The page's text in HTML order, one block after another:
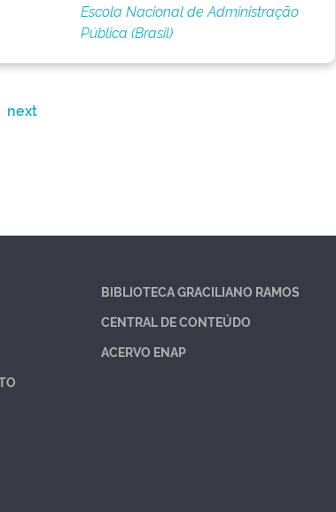
Escola Nacional de Administração
Pública (Brasil)
next
BIBLIOTECA GRACILIANO RAMOS
CENTRAL DE CONTEÚDO
ACERVO ENAP